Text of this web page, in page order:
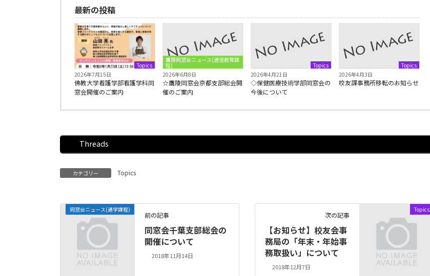
最新の投稿
Topics
2026年7月15日
佛教大学看護学部看護学科同
窓会開催のご案内
鷹陵同窓会ニュース(通信教育課
程)
2026年6月8日
☆鷹陵同窓会京都支部総会開
催のご案内
Topics
2026年4月21日
◇保健医療技術学部同窓会の
今後について
Topics
2026年4月3日
校友課事務所移転のお知らせ
Threads
カテゴリー Topics
同窓会ニュース(通学課程)
前の記事
同窓会千葉支部総会の
開催について
2018年11月14日
Topics
次の記事
【お知らせ】校友会事
務局の「年末・年始事
務取扱い」について
2018年12月7日